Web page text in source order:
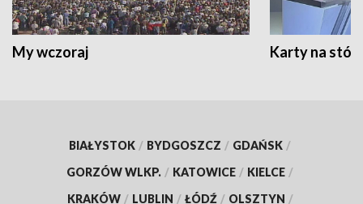
My wczoraj Karty na
BIAŁYSTOK / BYDGOSZCZ / GDAŃSK /
GORZÓW WLKP. / KATOWICE / KIELCE /
KRAKÓW / LUBLIN / ŁÓDŹ / OLSZTYN /